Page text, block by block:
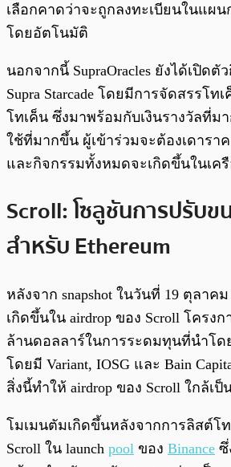
เลือกคาดว่าจะถูกลงทะเบียนในแผน
โดยอัตโนมัติ
นอกจากนี้ SupraOracles ยังได้เปิด
Supra Starcade โดยมีการจัดสรรโท
โทเค็น ซึ่งมาพร้อมกับเงินรางวัลที่ม
ใช้ที่มากขึ้น ผู้เข้าร่วมจะต้องเดารา
และกิจกรรมทั้งหมดจะเกิดขึ้นในเค
Scroll: โซลูชันการปรับข
สำหรับ Ethereum
หลังจาก snapshot ในวันที่ 19 ตุลา
เกิดขึ้นใน airdrop ของ Scroll โครง
ล้านดอลลาร์ในการระดมทุนที่นำโดย
โดยมี Variant, IOSG และ Bain
สิ่งนี้ทำให้ airdrop ของ Scroll ใกล้เ
โมเมนตัมเกิดขึ้นหลังจากการลิสต์โท
Scroll ใน launch pool ของ Binance ซึ่